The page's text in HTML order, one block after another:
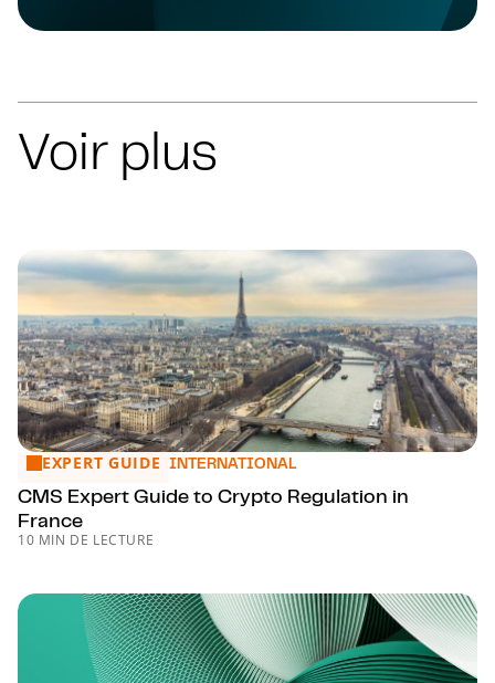
Voir plus
CMS Expert Guide to Crypto Regulation in France
EXPERT GUIDE INTERNATIONAL
CMS Expert Guide to Crypto Regulation in
France
10 MIN DE LECTURE